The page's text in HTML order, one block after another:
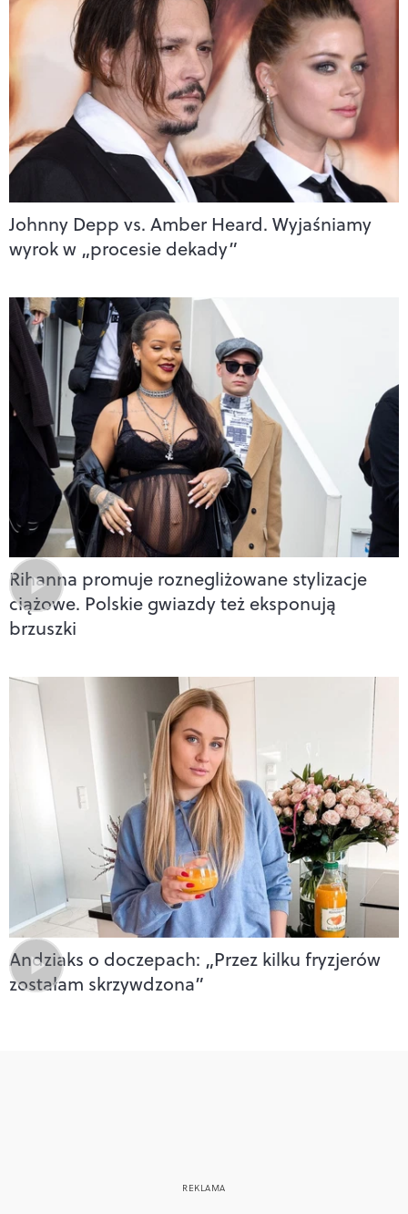
Johnny Depp vs. Amber Heard. Wyjaśniamy
wyrok w „procesie dekady”
Rihanna promuje roznegliżowane stylizacje
ciążowe. Polskie gwiazdy też eksponują
brzuszki
Andziaks o doczepach: „Przez kilku fryzjerów
zostałam skrzywdzona”